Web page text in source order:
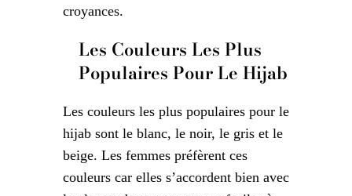
croyances.
Les Couleurs Les Plus
Populaires Pour Le Hijab
Les couleurs les plus populaires pour le
hijab sont le blanc, le noir, le gris et le
beige. Les femmes préfèrent ces
couleurs car elles s’accordent bien avec